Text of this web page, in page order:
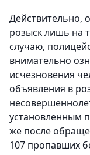
Действительно,
розыск лишь на
случаю,
внимательно
исчезновения
объявления в
установленным
же после
107 пропавших